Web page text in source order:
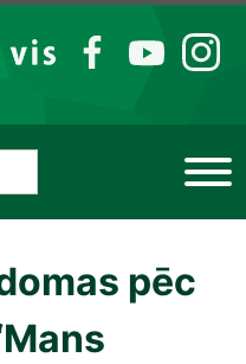
VIS
FB YT IG
pēc